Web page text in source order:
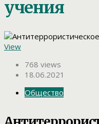
учения
View
768 views
18.06.2021
Общество